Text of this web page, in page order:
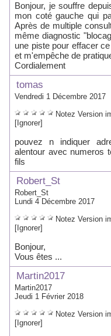
Bonjour, je souffre
mon coté gauche qui
Après de multiple
même diagnostic
une piste pour effacer
et m'empêche de
Cordialement
tomas
Vendredi 1 Décembre 2017
Notez Version
[Ignorer]
pouvez n indiquer
alentour avec numeros
fils
Robert_St
Robert_St
Lundi 4 Décembre 2017
Notez Version
[Ignorer]
Bonjour,
Vous êtes ...
Martin2017
Martin2017
Jeudi 1 Février 2018
Notez Version
[Ignorer]